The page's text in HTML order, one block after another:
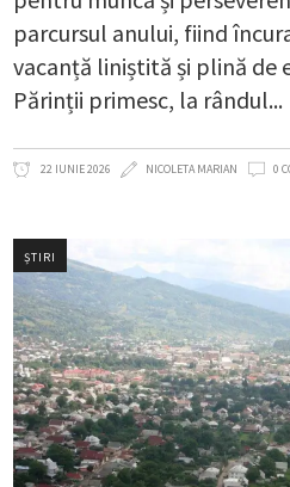
parcursul anului, fiind
vacanță liniștită și plină de
Părinții primesc, la rândul
22 IUNIE 2026 NICOLETA MARIAN 0
ȘTIRI